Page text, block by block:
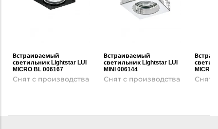
Встраиваемый
светильник Lightstar LUI
MICRO BL 006167
Снят с производства
Встраиваемый
светильник Lightstar LUI
MINI 006144
Снят с производства
MICRO
Снят